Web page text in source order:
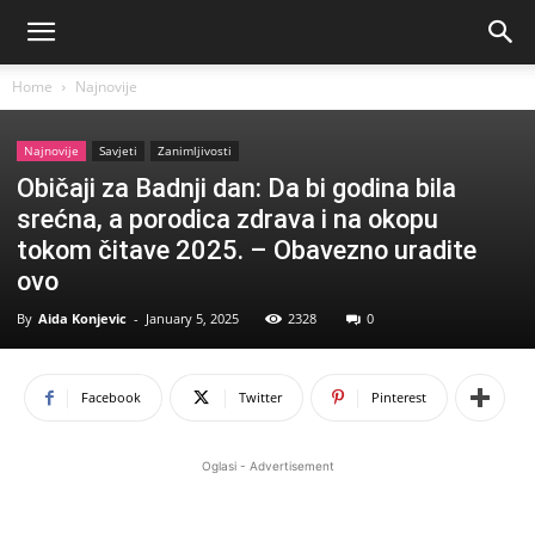
Home Najnovije
Najnovije Savjeti Zanimljivosti
Običaji za Badnji dan: Da bi godina bila
srećna, a porodica zdrava i na okopu
tokom čitave 2025. – Obavezno uradite
ovo
By Aida Konjevic - January 5, 2025 2328 0
Facebook Twitter Pinterest
Oglasi - Advertisement